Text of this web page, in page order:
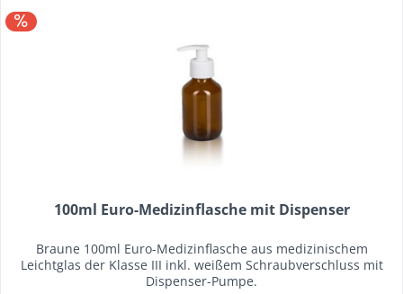
100ml Euro-Medizinflasche mit Dispenser
Braune 100ml Euro-Medizinflasche aus medizinischem
Leichtglas der Klasse III inkl. weißem Schraubverschluss mit
Dispenser-Pumpe.